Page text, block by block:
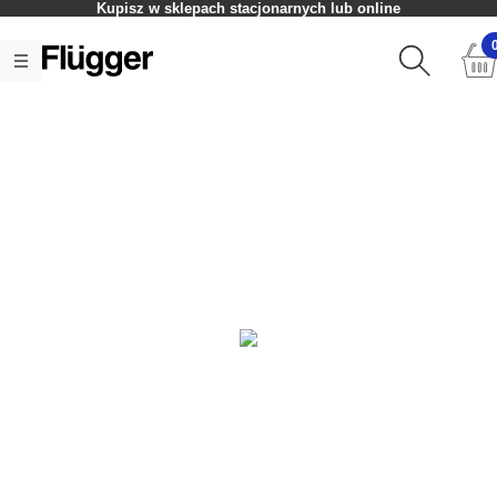
Kupisz w sklepach stacjonarnych lub online